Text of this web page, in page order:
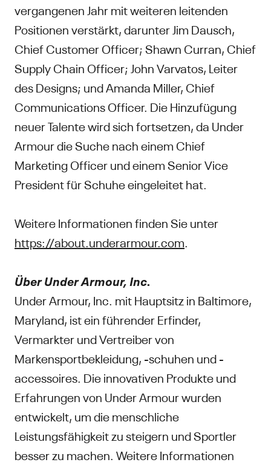
vergangenen Jahr mit weiteren leitenden
Positionen verstärkt, darunter Jim Dausch,
Chief Customer Officer; Shawn Curran, Chief
Supply Chain Officer; John Varvatos, Leiter
des Designs; und Amanda Miller, Chief
Communications Officer. Die Hinzufügung
neuer Talente wird sich fortsetzen, da Under
Armour die Suche nach einem Chief
Marketing Officer und einem Senior Vice
President für Schuhe eingeleitet hat.
Weitere Informationen finden Sie unter
https://about.underarmour.com
Über Under Armour, Inc.
Under Armour, Inc. mit Hauptsitz in Baltimore,
Maryland, ist ein führender Erfinder,
Vermarkter und Vertreiber von
Markensportbekleidung, -schuhen und -
accessoires. Die innovativen Produkte und
Erfahrungen von Under Armour wurden
entwickelt, um die menschliche
Leistungsfähigkeit zu steigern und Sportler
besser zu machen. Weitere Informationen